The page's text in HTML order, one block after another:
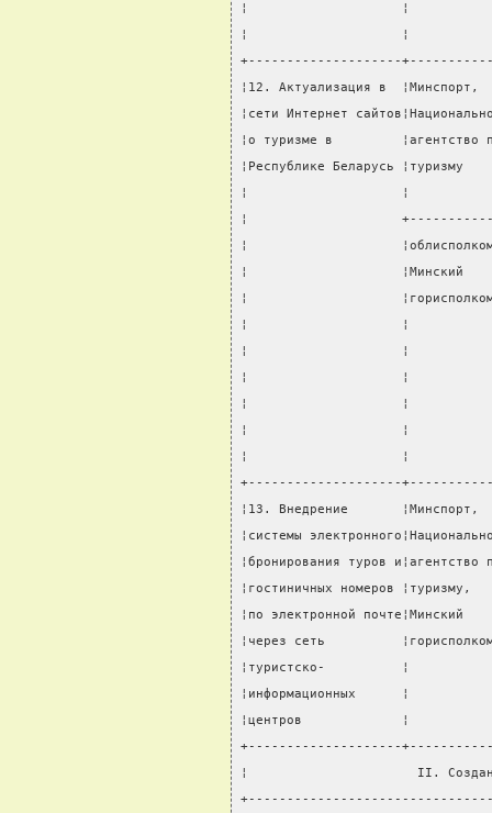
¦                    ¦
¦                    ¦
+--------------------
¦12. Актуализация в
¦сети Интернет
¦о туризме в
¦Республике Беларусь
¦                    ¦
¦                    +-------------
¦
¦                    ¦Минский
¦
¦                    ¦
¦                    ¦
¦                    ¦             ¦
¦                    ¦
¦                    ¦
¦                    ¦             ¦
+--------------------
¦13. Внедрение
¦системы
¦бронирования туров
¦гостиничных номеров
¦по электронной
¦через сеть
¦туристско-          ¦
¦информационных      ¦
¦центров             ¦
+--------------------
¦                      II.